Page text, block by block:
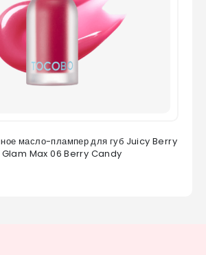
масло-плампер для губ Juicy Berry
Max 06 Berry Candy